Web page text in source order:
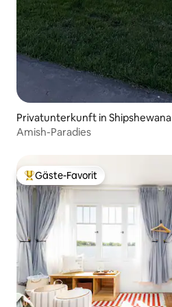
Privatunterkunft in Shipshewana
Amish-Paradies
Beliebter Gäste-Favorit.
Gäste-Favorit